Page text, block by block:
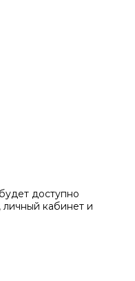
доступно
личный кабинет и